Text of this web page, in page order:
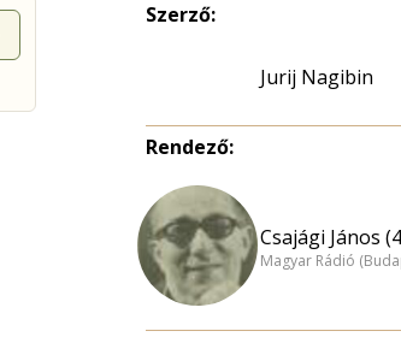
Szerző:
Jurij Nagibin
Rendező:
Csajági János
Magyar Rádió